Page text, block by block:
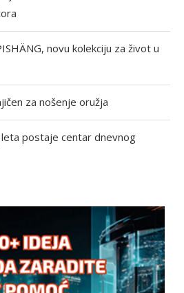
novu kolekciju za život u
za nošenje oružja
postaje centar dnevnog